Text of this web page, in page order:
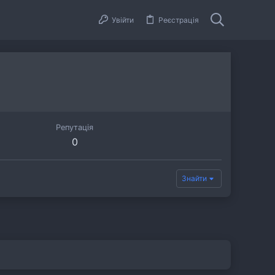
Увійти Реєстрація
Репутація
0
Знайти